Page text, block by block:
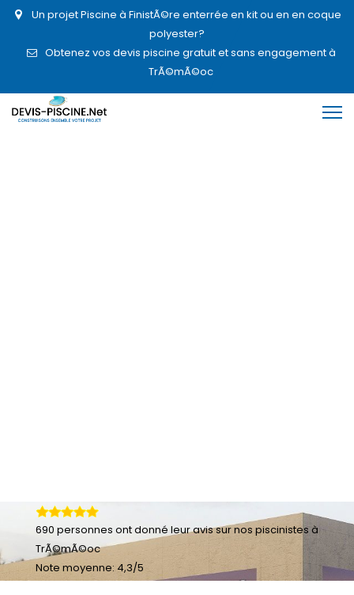
Un projet Piscine à FinistÃ©re enterrée en kit ou en en coque
polyester?
Obtenez vos devis piscine gratuit et sans engagement à
TrÃ©mÃ©oc
690 personnes ont donné leuravis sur nos piscinistes à
TrÃ©mÃ©oc
Note moyenne: 4,3/5